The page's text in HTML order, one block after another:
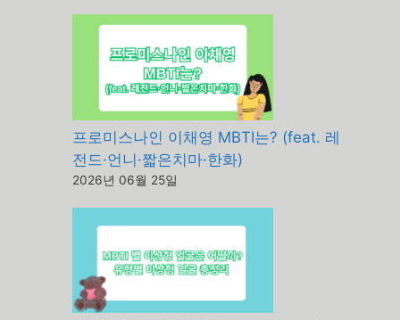
프로미스나인 이채영 MBTI는? (feat. 레
전드·언니·짧은치마·한화)
2026년 06월 25일